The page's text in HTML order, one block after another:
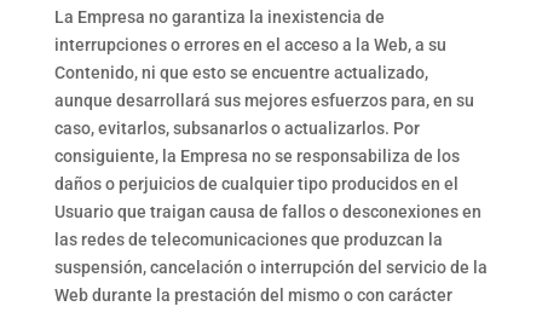
La Empresa no garantiza la inexistencia de
interrupciones o errores en el acceso a la Web, a su
Contenido, ni que esto se encuentre actualizado,
aunque desarrollará sus mejores esfuerzos para, en su
caso, evitarlos, subsanarlos o actualizarlos. Por
consiguiente, la Empresa no se responsabiliza de los
daños o perjuicios de cualquier tipo producidos en el
Usuario que traigan causa de fallos o desconexiones en
las redes de telecomunicaciones que produzcan la
suspensión, cancelación o interrupción del servicio de la
Web durante la prestación del mismo o con carácter